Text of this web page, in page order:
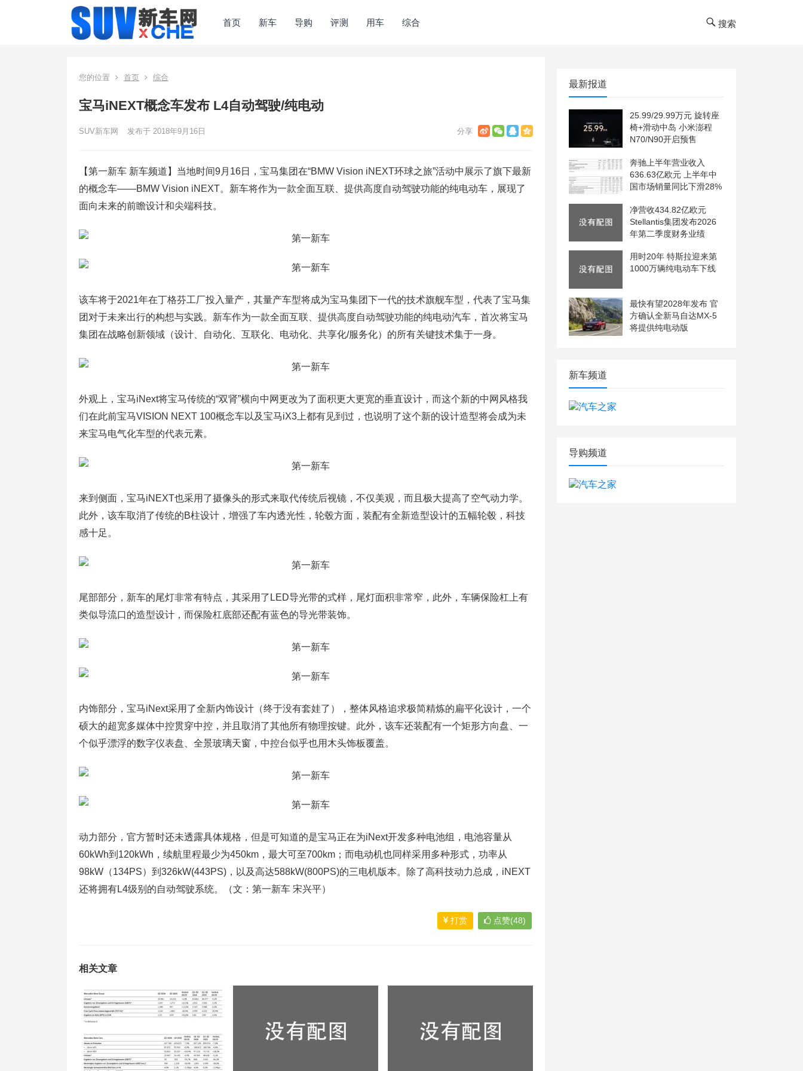
首页 新车 导购 评测 用车 综合 搜索
您的位置 首页 综合
宝马iNEXT概念车发布 L4自动驾驶/纯电动
SUV新车网 发布于 2018年9月16日
【第一新车 新车频道】当地时间9月16日，宝马集团在“BMW Vision iNEXT环球之旅”活动中展示了旗下最新
的概念车——BMW Vision iNEXT。新车将作为一款全面互联、提供高度自动驾驶功能的纯电动车，展现了
面向未来的前瞻设计和尖端科技。
该车将于2021年在丁格芬工厂投入量产，其量产车型将成为宝马集团下一代的技术旗舰车型，代表了宝马集
团对于未来出行的构想与实践。新车作为一款全面互联、提供高度自动驾驶功能的纯电动汽车，首次将宝马
集团在战略创新领域（设计、自动化、互联化、电动化、共享化/服务化）的所有关键技术集于一身。
外观上，宝马iNext将宝马传统的“双肾”横向中网更改为了面积更大更宽的垂直设计，而这个新的中网风格我
们在此前宝马VISION NEXT 100概念车以及宝马iX3上都有见到过，也说明了这个新的设计造型将会成为未
来宝马电气化车型的代表元素。
来到侧面，宝马iNEXT也采用了摄像头的形式来取代传统后视镜，不仅美观，而且极大提高了空气动力学。
此外，该车取消了传统的B柱设计，增强了车内透光性，轮毂方面，装配有全新造型设计的五幅轮毂，科技
感十足。
尾部部分，新车的尾灯非常有特点，其采用了LED导光带的式样，尾灯面积非常窄，此外，车辆保险杠上有
类似导流口的造型设计，而保险杠底部还配有蓝色的导光带装饰。
内饰部分，宝马iNext采用了全新内饰设计（终于没有套娃了），整体风格追求极简精炼的扁平化设计，一个
硕大的超宽多媒体中控贯穿中控，并且取消了其他所有物理按键。此外，该车还装配有一个矩形方向盘、一
个似乎漂浮的数字仪表盘、全景玻璃天窗，中控台似乎也用木头饰板覆盖。
动力部分，官方暂时还未透露具体规格，但是可知道的是宝马正在为iNext开发多种电池组，电池容量从
60kWh到120kWh，续航里程最少为450km，最大可至700km；而电动机也同样采用多种形式，功率从
98kW（134PS）到326kW(443PS)，以及高达588kW(800PS)的三电机版本。除了高科技动力总成，iNEXT
还将拥有L4级别的自动驾驶系统。（文：第一新车 宋兴平）
打赏 点赞(48)
相关文章
最新报道
25.99/29.99万元 旋转座
椅+滑动中岛 小米澎程
N70/N90开启预售
奔驰上半年营业收入
636.63亿欧元 上半年中
国市场销量同比下滑28%
净营收434.82亿欧元
Stellantis集团发布2026
年第二季度财务业绩
用时20年 特斯拉迎来第
1000万辆纯电动车下线
最快有望2028年发布 官
方确认全新马自达MX-5
将提供纯电动版
新车频道
导购频道